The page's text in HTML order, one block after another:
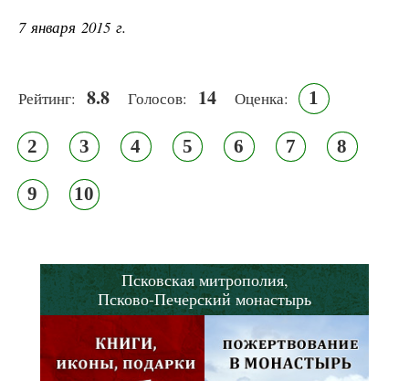
7 января 2015 г.
Рейтинг: 8.8 Голосов: 14 Оценка: 1
2 3 4 5 6 7 8
9 10
Псковская митрополия,
Псково-Печерский монастырь